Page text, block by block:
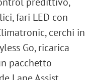
,fari LED con
,cerchi in
Go,ricarica
pacchetto